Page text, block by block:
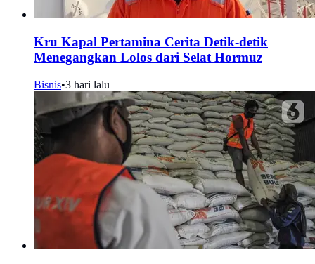
Kru Kapal Pertamina Cerita Detik-detik
Menegangkan Lolos dari Selat Hormuz
Bisnis•3 hari lalu